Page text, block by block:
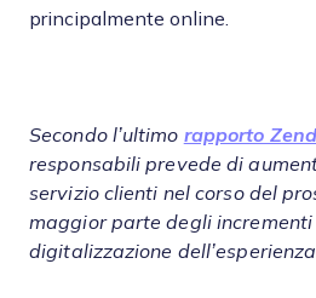
principalmente online.
Secondo l’ultimo rapporto
responsabili prevede di
servizio clienti nel corso del
maggior parte degli
digitalizzazione dell’esperienza